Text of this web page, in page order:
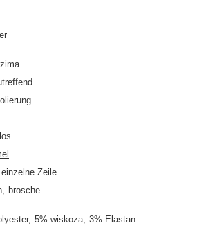
zima
einzelne Zeile
brosche
5% wiskoza 3% Elastan